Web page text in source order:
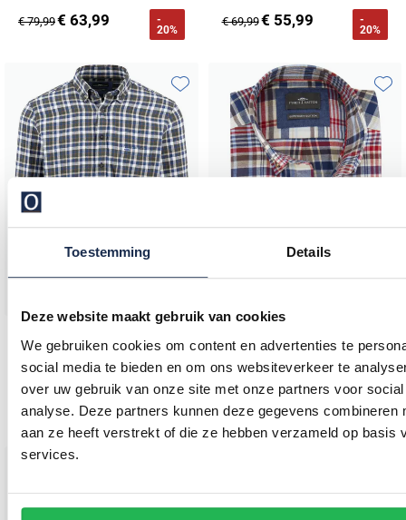
Toestemming Details
Deze website maakt gebruik van cookies
We gebruiken cookies om content en advertenties te
social media te bieden en om ons websiteverkeer te
over uw gebruik van onze site met onze partners voor
analyse. Deze partners kunnen deze gegevens combineren
aan ze heeft verstrekt of die ze hebben verzameld op basis
services.
€ 79,99€ 63,99
-
20%
€ 69,99€ 55,99
-
20%
Fynch Hatton
overhemd blauw flanel borstzak
€ 79,99 € 63,99
20%
Toevoegen aan favorieten
Fynch Hatton
Fynch-Hatton overhemd ml 5 blauw rood geruit flanel
€ 79,99 € 63,99
-
20%